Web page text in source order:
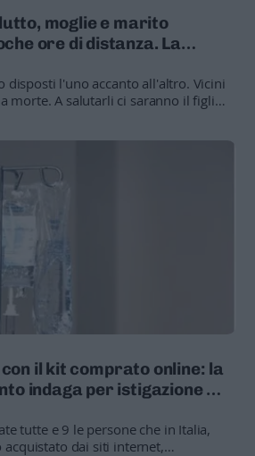
moglie e marito
ore di distanza. La
disposti l'uno accanto all'altro. Vicini
morte. A salutarli ci saranno il figlio
il kit comprato online: la
indaga per istigazione al
tutte e 9 le persone che in Italia,
acquistato dai siti internet,